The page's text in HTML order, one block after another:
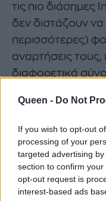
Queen - Do Not
If you wish to opt-out
processing of your
targeted advertising
section to confirm
opt-out request is
interest-based ads
τις πιο
δεν διστάζουν
περισσότερες)
αναρτήσεις
διαφορετικά
του άλλα
κάνει λιγότερο
μέλλον του
λοιπόν, που θα
φορέσει»
ίδιο κομμάτι με